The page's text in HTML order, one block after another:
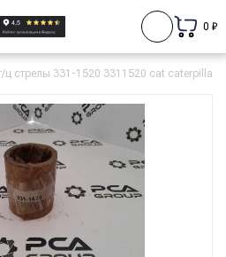
0 ₽
ц стрелы 331-1520 3311520 cat caterpillar